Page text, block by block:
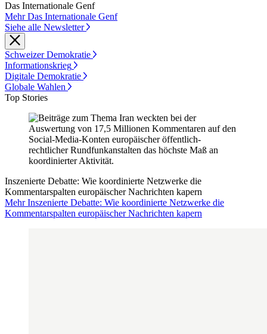
Das Internationale Genf
Mehr Das Internationale Genf
Siehe alle Newsletter
Schweizer Demokratie
Informationskrieg
Digitale Demokratie
Globale Wahlen
Top Stories
Inszenierte Debatte: Wie koordinierte Netzwerke die
Kommentarspalten europäischer Nachrichten kapern
Mehr Inszenierte Debatte: Wie koordinierte Netzwerke die
Kommentarspalten europäischer Nachrichten kapern